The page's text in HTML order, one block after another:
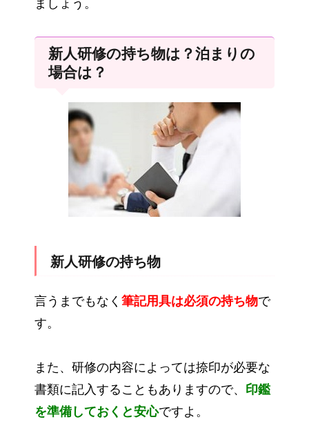
ましょう。
新人研修の持ち物は？泊まりの
場合は？
新人研修の持ち物
言うまでもなく 筆記用具は必須の持ち物で
す。
また、研修の内容によっては捺印が必要な
書類に記入することもありますので、 印鑑
を準備しておくと安心ですよ。